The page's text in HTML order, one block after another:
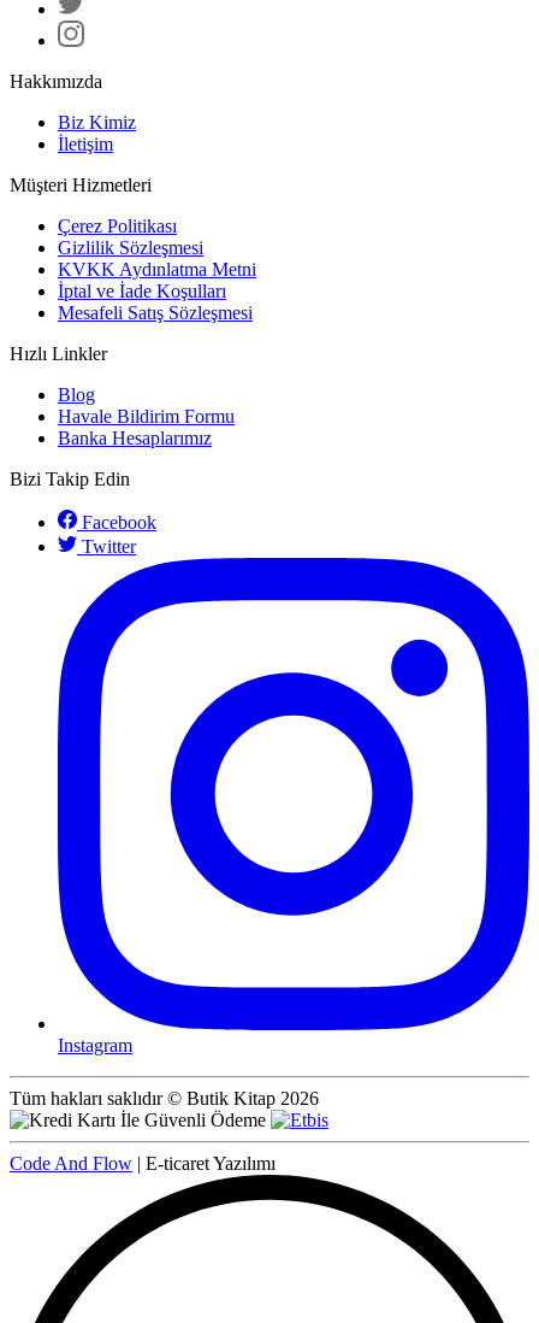
Hakkımızda
Biz Kimiz
İletişim
Müşteri Hizmetleri
Çerez Politikası
Gizlilik Sözleşmesi
KVKK Aydınlatma Metni
İptal ve İade Koşulları
Mesafeli Satış Sözleşmesi
Hızlı Linkler
Blog
Havale Bildirim Formu
Banka Hesaplarımız
Bizi Takip Edin
Facebook
Twitter
Instagram
Tüm hakları saklıdır © Butik Kitap 2026
Code And Flow | E-ticaret Yazılımı